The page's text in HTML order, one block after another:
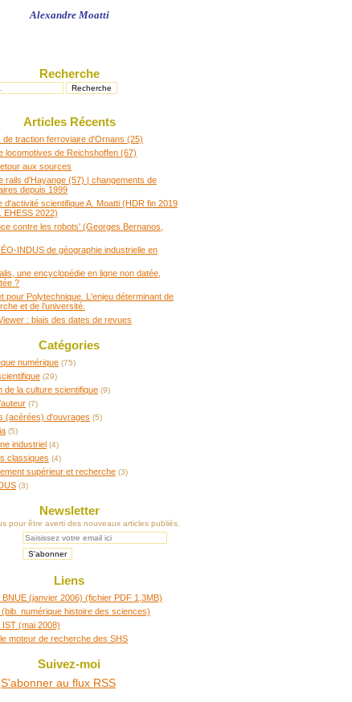
Alexandre Moatti
Recherche
Articles Récents
de traction ferroviaire d'Ornans (25)
locomotives de Reichshoffen (67)
aux sources
rails d'Hayange (57) | changements de
depuis 1999
d'activité scientifique A. Moatti (HDR fin 2019
2022)
contre les robots' (Georges Bernanos,
INDUS de géographie industrielle en
une encyclopédie en ligne non datée,
?
pour Polytechnique. L'enjeu déterminant de
et de l’université.
: biais des dates de revues
Catégories
numérique (75)
(29)
de la culture scientifique (9)
(7)
(acérées) d'ouvrages (5)
(5)
industriel (4)
classiques (4)
supérieur et recherche (3)
(3)
Newsletter
pour être averti des nouveaux articles publiés.
Liens
BNUE (janvier 2006) (fichier PDF 1,3MB)
(bib. numérique histoire des sciences)
IST (mai 2008)
moteur de recherche des SHS
Suivez-moi
S'abonner au flux RSS